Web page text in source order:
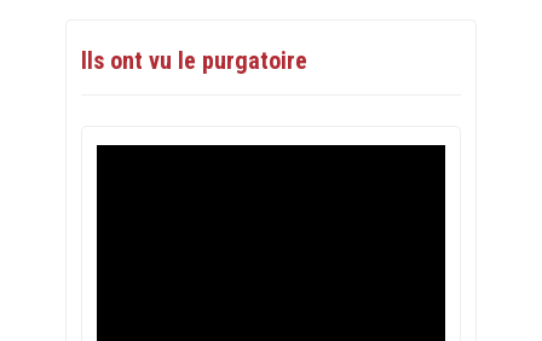
Ils ont vu le purgatoire